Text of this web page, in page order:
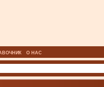
О НАС